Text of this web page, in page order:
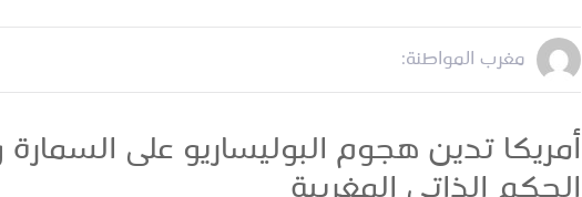
مغرب المواطنة:
أمريكا تدين هجوم البوليساريو على